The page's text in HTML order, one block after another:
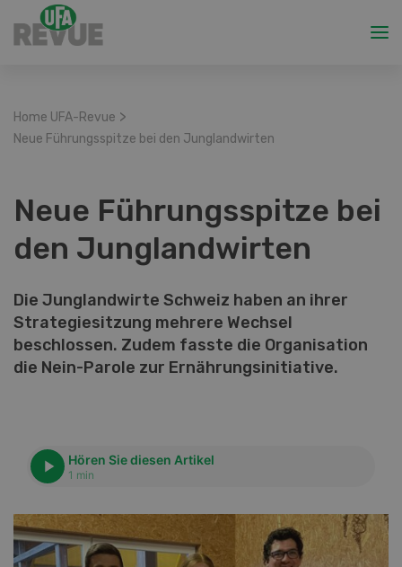
Home UFA-Revue >
Neue Führungsspitze bei den Junglandwirten
Neue Führungsspitze bei
den Junglandwirten
Die Junglandwirte Schweiz haben an ihrer
Strategiesitzung mehrere Wechsel
beschlossen. Zudem fasste die Organisation
die Nein-Parole zur Ernährungsinitiative.
Hören Sie diesen Artikel
1 min